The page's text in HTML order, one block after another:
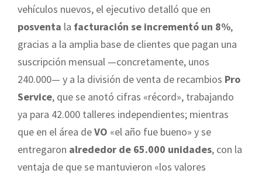
vehículos nuevos, el ejecutivo detalló que en
posventa la facturación se incrementó un 8%,
gracias a la amplia base de clientes que pagan una
suscripción mensual —concretamente, unos
240.000— y a la división de venta de recambios Pro
Service, que se anotó cifras «récord», trabajando
ya para 42.000 talleres independientes; mientras
que en el área deVO «el año fue bueno» y se
entregaron alrededor de 65.000 unidades, con la
ventaja de que se mantuvieron «los valores